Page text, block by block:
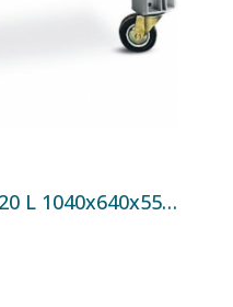
Conteneur compact 220 L 1040x640x550 mm - Version 4 roulettes Ø 100-125 mm